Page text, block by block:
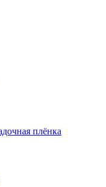
плёнка